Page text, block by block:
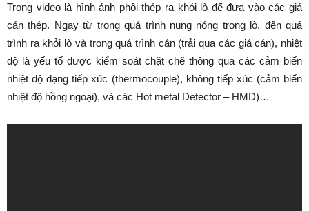
Trong video là hình ảnh phôi thép ra khỏi lò để đưa vào các giá
cán thép. Ngay từ trong quá trình nung nóng trong lò, đến quá
trình ra khỏi lò và trong quá trình cán (trải qua các giá cán), nhiệt
độ là yếu tố được kiểm soát chặt chẽ thông qua các cảm biến
nhiệt độ dạng tiếp xúc (thermocouple), không tiếp xúc (cảm biến
nhiệt độ hồng ngoại), và các Hot metal Detector – HMD)…